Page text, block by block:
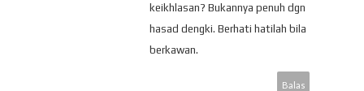
keikhlasan? Bukannya penuh dgn
hasad dengki. Berhati hatilah bila
berkawan.
Balas